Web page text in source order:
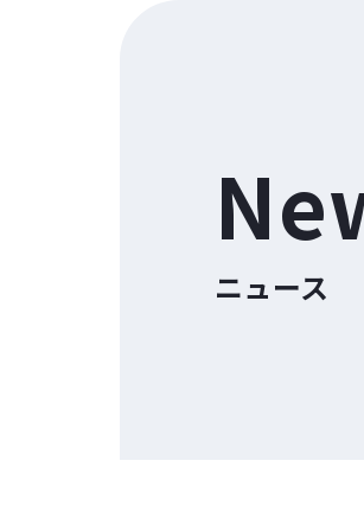
ニュース